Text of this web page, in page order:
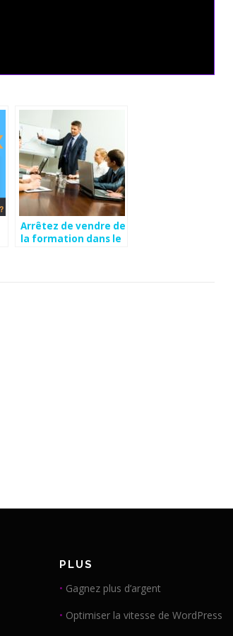
Arrêtez de vendre de
la formation dans le
PLUS
• Gagnez plus d’argent
• Optimiser la vitesse de WordPress